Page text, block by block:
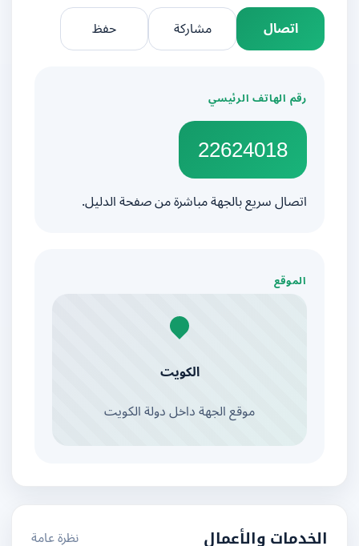
اتصال
مشاركة
رقم الهاتف الرئيسي
22624018
اتصال سريع بالجهة مباشرة من صفحة الدليل.
الموقع
الكويت
موقع الجهة داخل دولة الكويت
الخدمات والأعمال نظرة عامة